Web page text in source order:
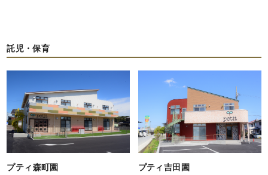
託児・保育
プティ森町園 プティ吉田園